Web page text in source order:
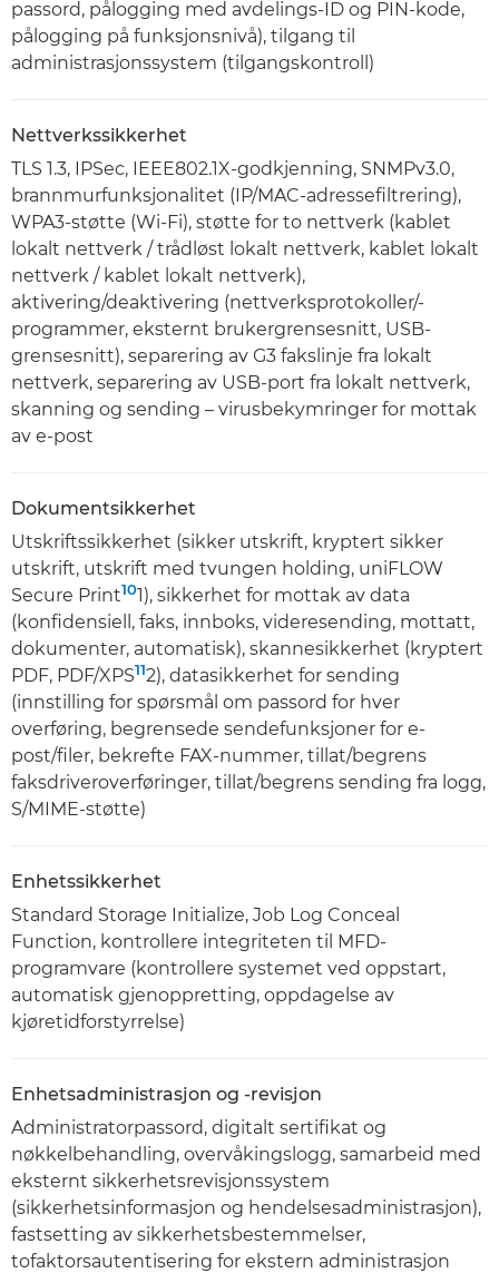
passord, pålogging med avdelings-ID og PIN-kode,
pålogging på funksjonsnivå), tilgang til
administrasjonssystem (tilgangskontroll)
Nettverkssikkerhet
TLS 1.3, IPSec, IEEE802.1X-godkjenning, SNMPv3.0,
brannmurfunksjonalitet (IP/MAC-adressefiltrering),
WPA3-støtte (Wi-Fi), støtte for to nettverk (kablet
lokalt nettverk / trådløst lokalt nettverk, kablet lokalt
nettverk / kablet lokalt nettverk),
aktivering/deaktivering (nettverksprotokoller/-
programmer, eksternt brukergrensesnitt, USB-
grensesnitt), separering av G3 fakslinje fra lokalt
nettverk, separering av USB-port fra lokalt nettverk,
skanning og sending – virusbekymringer for mottak
av e-post
Dokumentsikkerhet
Utskriftssikkerhet (sikker utskrift, kryptert sikker
utskrift, utskrift med tvungen holding, uniFLOW
Secure Print101), sikkerhet for mottak av data
(konfidensiell, faks, innboks, videresending, mottatt,
dokumenter, automatisk), skannesikkerhet (kryptert
PDF, PDF/XPS112), datasikkerhet for sending
(innstilling for spørsmål om passord for hver
overføring, begrensede sendefunksjoner for e-
post/filer, bekrefte FAX-nummer, tillat/begrens
faksdriveroverføringer, tillat/begrens sending fra logg,
S/MIME-støtte)
Enhetssikkerhet
Standard Storage Initialize, Job Log Conceal
Function, kontrollere integriteten til MFD-
programvare (kontrollere systemet ved oppstart,
automatisk gjenoppretting, oppdagelse av
kjøretidforstyrrelse)
Enhetsadministrasjon og -revisjon
Administratorpassord, digitalt sertifikat og
nøkkelbehandling, overvåkingslogg, samarbeid med
eksternt sikkerhetsrevisjonssystem
(sikkerhetsinformasjon og hendelsesadministrasjon),
fastsetting av sikkerhetsbestemmelser,
tofaktorsautentisering for ekstern administrasjon